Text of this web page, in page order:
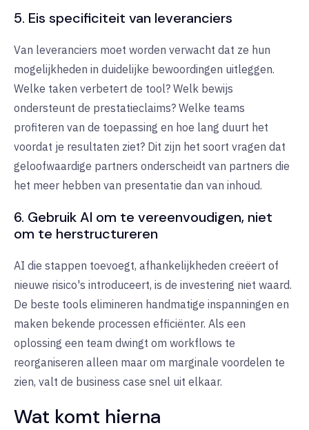
5. Eis specificiteit van leveranciers
Van leveranciers moet worden verwacht dat ze hun
mogelijkheden in duidelijke bewoordingen uitleggen.
Welke taken verbetert de tool? Welk bewijs
ondersteunt de prestatieclaims? Welke teams
profiteren van de toepassing en hoe lang duurt het
voordat je resultaten ziet? Dit zijn het soort vragen dat
geloofwaardige partners onderscheidt van partners die
het meer hebben van presentatie dan van inhoud.
6. Gebruik AI om te vereenvoudigen, niet
om te herstructureren
AI die stappen toevoegt, afhankelijkheden creëert of
nieuwe risico's introduceert, is de investering niet waard.
De beste tools elimineren handmatige inspanningen en
maken bekende processen efficiënter. Als een
oplossing een team dwingt om workflows te
reorganiseren alleen maar om marginale voordelen te
zien, valt de business case snel uit elkaar.
Wat komt hierna